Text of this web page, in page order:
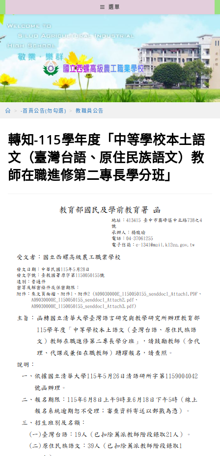
轉
至
要
容
選單
> -首頁公告(勿勾選) > 教職員公告
轉知-115學年度「中等學校本土語
文（臺灣台語、原住民族語文）教
師在職進修第二專長學分班」